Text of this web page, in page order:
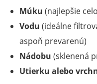
Múku (najlepšie
Vodu (ideálne
aspoň prevarenú)
Nádobu (sklenená
Utierku alebo